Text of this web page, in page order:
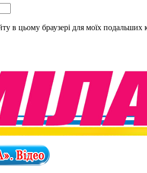
в цьому браузері для моїх подальших